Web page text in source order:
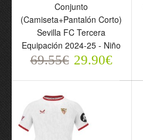
Conjunto
(Camiseta+Pantalón
Corto) Sevilla FC Tercera
Equipación 2024-25 -
Niño
69.55€
Conjunto
(Camiseta+Pantalón Corto)
Sevilla FC Tercera
Equipación 2024-25 - Niño
69.55€ 29.90€